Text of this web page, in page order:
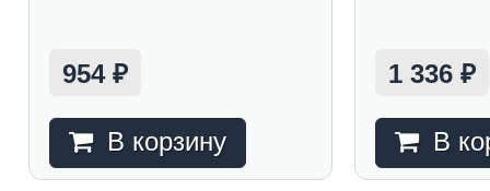
954 ₽
В корзину
1 336₽
В